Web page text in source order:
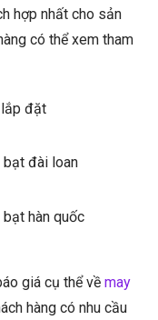
hợp nhất cho sản
có thể xem tham
đặt
bạt đài loan
hàn quốc
giá cụ thể về may
hàng có nhu cầu